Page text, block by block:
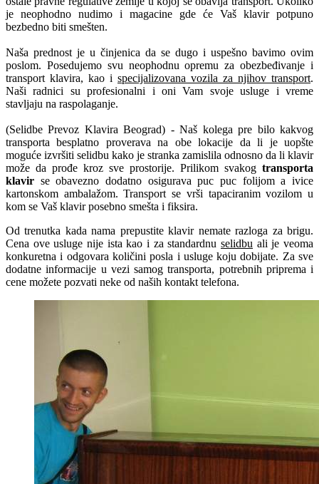
je neophodno nudimo i magacine gde će Vaš klavir potpuno
bezbedno biti smešten.
Naša prednost je u činjenica da se dugo i uspešno bavimo ovim
poslom. Posedujemo svu neophodnu opremu za obezbeđivanje i
transport klavira, kao i specijalizovana vozila za njihov transport.
Naši radnici su profesionalni i oni Vam svoje usluge i vreme
stavljaju na raspolaganje.
(Selidbe Prevoz Klavira Beograd) - Naš kolega pre bilo kakvog
transporta besplatno proverava na obe lokacije da li je uopšte
moguće izvršiti selidbu kako je stranka zamislila odnosno da li klavir
može da prođe kroz sve prostorije. Prilikom svakog transporta
klavir se obavezno dodatno osigurava puc puc folijom a ivice
kartonskom ambalažom. Transport se vrši tapaciranim vozilom u
kom se Vaš klavir posebno smešta i fiksira.
Od trenutka kada nama prepustite klavir nemate razloga za brigu.
Cena ove usluge nije ista kao i za standardnu selidbu ali je veoma
konkuretna i odgovara količini posla i usluge koju dobijate. Za sve
dodatne informacije u vezi samog transporta, potrebnih priprema i
cene možete pozvati neke od naših kontakt telefona.